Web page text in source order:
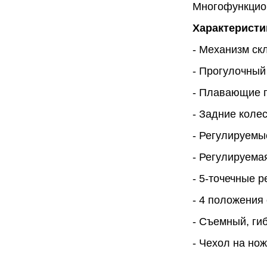
- Механизм
-
- Плавающие
- Задние
-
-
- 5-точечные
- 4 положения
- Съемный,
- Чехол на